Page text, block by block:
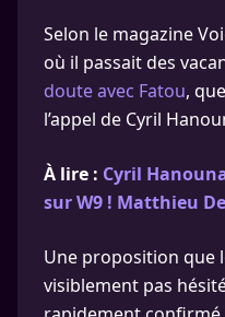
Selon le magazine
où il passait des
doute avec Fatou,
l’appel de Cyril
À lire : Cyril
sur W9 ! Matthieu
Une proposition que
visiblement pas